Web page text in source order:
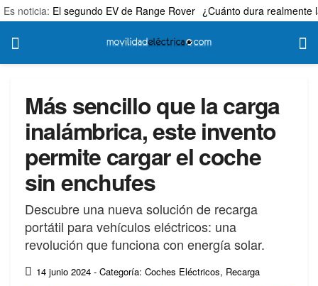
Es noticia: El segundo EV de Range Rover ¿Cuánto dura realmente
Más sencillo que la carga
inalámbrica, este invento
permite cargar el coche
sin enchufes
Descubre una nueva solución de recarga
portátil para vehículos eléctricos: una
revolución que funciona con energía solar.
14 junio 2024 - Categoría: Coches Eléctricos, Recarga